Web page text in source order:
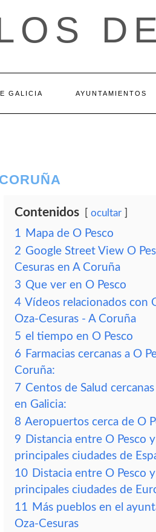
GALICIA AYUNTAMIENTOS
Contenidos ocultar
1 Mapa de O Pesco
2 Google Street View O
Cesuras en A Coruña
3 Que ver en O Pesco
4 Vídeos relacionados con
Oza-Cesuras - A Coruña
5 el tiempo en O Pesco
6 Farmacias cercanas a O
Coruña:
7 Centos de Salud cercanas
en Galicia:
8 Aeropuertos cerca de O
9 Distancia entre O Pesco
principales ciudades de
10 Distacia entre O Pesco
principales ciudades de
11 Más pueblos en el
Oza-Cesuras